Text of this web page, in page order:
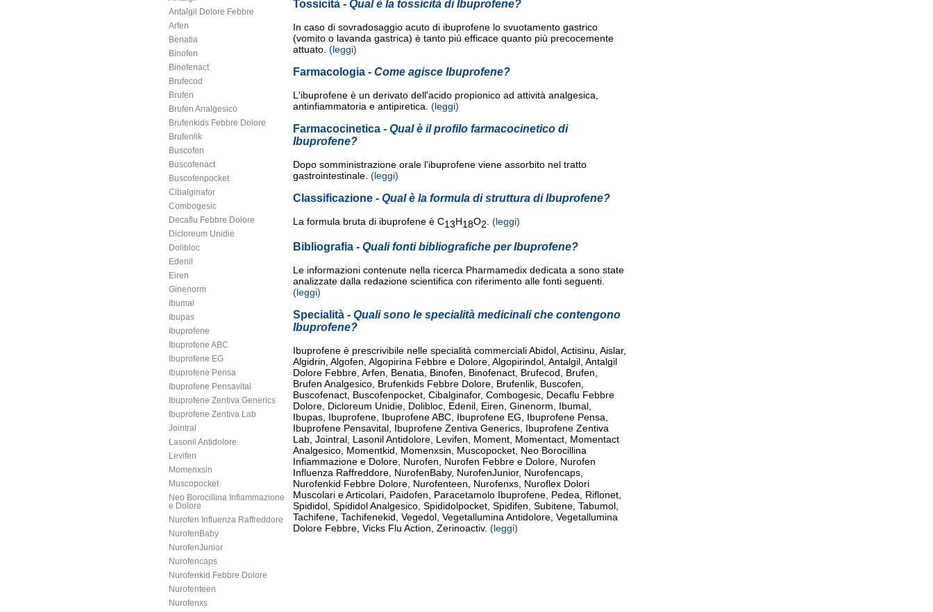
Antalgil Dolore Febbre
Arfen
Benatia
Binofen
Binofenact
Brufecod
Brufen
Brufen Analgesico
Brufenkids Febbre Dolore
Brufenlik
Buscofen
Buscofenact
Buscofenpocket
Cibalginafor
Combogesic
Decaflu Febbre Dolore
Dicloreum Unidie
Dolibloc
Edenil
Eiren
Ginenorm
Ibumal
Ibupas
Ibuprofene
Ibuprofene ABC
Ibuprofene EG
Ibuprofene Pensa
Ibuprofene Pensavital
Ibuprofene Zentiva Generics
Ibuprofene Zentiva Lab
Jointral
Lasonil Antidolore
Levifen
Momenxsin
Muscopocket
Neo Borocillina Infiammazione
e Dolore
Nurofen Influenza Raffreddore
NurofenBaby
NurofenJunior
Nurofencaps
Nurofenkid Febbre Dolore
Nurofenteen
Nurofenxs
Tossicità - Qual è la tossicità di Ibuprofene?
In caso di sovradosaggio acuto di ibuprofene lo svuotamento gastrico
(vomito o lavanda gastrica) è tanto più efficace quanto più precocemente
attuato. (leggi)
Farmacologia - Come agisce Ibuprofene?
L'ibuprofene è un derivato dell'acido propionico ad attività analgesica,
antinfiammatoria e antipiretica. (leggi)
Farmacocinetica - Qual è il profilo farmacocinetico di
Ibuprofene?
Dopo somministrazione orale l'ibuprofene viene assorbito nel tratto
gastrointestinale. (leggi)
Classificazione - Qual è la formula di struttura di Ibuprofene?
La formula bruta di ibuprofene è C13H18O2 (leggi)
Bibliografia - Quali fonti bibliografiche per Ibuprofene?
Le informazioni contenute nella ricerca Pharmamedix dedicata a sono state
analizzate dalla redazione scientifica con riferimento alle fonti seguenti.
(leggi)
Specialità - Quali sono le specialità medicinali che contengono
Ibuprofene?
Ibuprofene è prescrivibile nelle specialità commerciali Abidol, Actisinu, Aislar,
Algidrin, Algofen, Algopirina Febbre e Dolore, Algopirindol, Antalgil, Antalgil
Dolore Febbre, Arfen, Benatia, Binofen, Binofenact, Brufecod, Brufen,
Brufen Analgesico, Brufenkids Febbre Dolore, Brufenlik, Buscofen,
Buscofenact, Buscofenpocket, Cibalginafor, Combogesic, Decaflu Febbre
Dolore, Dicloreum Unidie, Dolibloc, Edenil, Eiren, Ginenorm, Ibumal,
Ibupas, Ibuprofene, Ibuprofene ABC, Ibuprofene EG, Ibuprofene Pensa,
Ibuprofene Pensavital, Ibuprofene Zentiva Generics, Ibuprofene Zentiva
Lab, Jointral, Lasonil Antidolore, Levifen, Moment, Momentact, Momentact
Analgesico, Momentkid, Momenxsin, Muscopocket, Neo Borocillina
Infiammazione e Dolore, Nurofen, Nurofen Febbre e Dolore, Nurofen
Influenza Raffreddore, NurofenBaby, NurofenJunior, Nurofencaps,
Nurofenkid Febbre Dolore, Nurofenteen, Nurofenxs, Nuroflex Dolori
Muscolari e Articolari, Paidofen, Paracetamolo Ibuprofene, Pedea, Riflonet,
Spididol, Spididol Analgesico, Spididolpocket, Spidifen, Subitene, Tabumol,
Tachifene, Tachifenekid, Vegedol, Vegetallumina Antidolore, Vegetallumina
Dolore Febbre, Vicks Flu Action, Zerinoactiv. (leggi)